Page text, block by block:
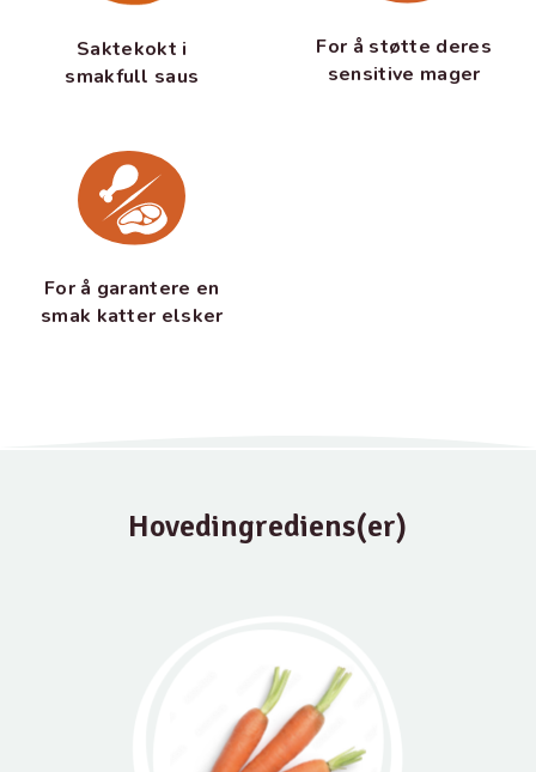
Saktekokt i
smakfull saus
For å støtte deres
sensitive mager
For å garantere en
smak katter elsker
Hovedingrediens(er)